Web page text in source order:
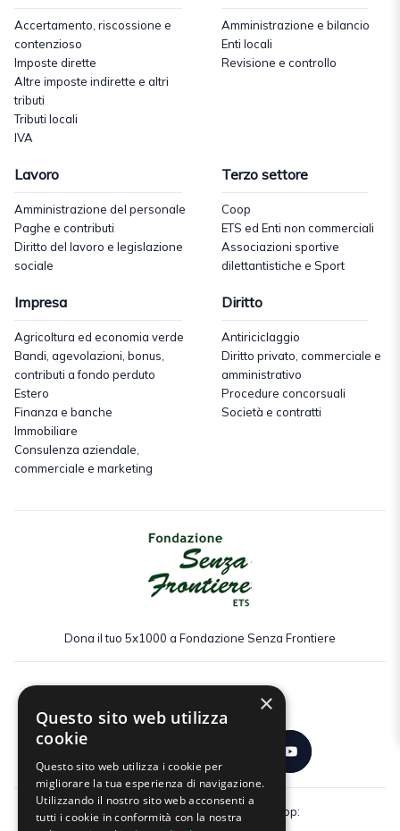
Accertamento, riscossione e
contenzioso
Imposte dirette
Altre imposte indirette e altri
tributi
Tributi locali
IVA
Amministrazione e bilancio
Enti locali
Revisione e controllo
Lavoro
Amministrazione del personale
Paghe e contributi
Diritto del lavoro e legislazione
sociale
Terzo settore
Coop
ETS ed Enti non commerciali
Associazioni sportive
dilettantistiche e Sport
Impresa
Agricoltura ed economia verde
Bandi, agevolazioni, bonus,
contributi a fondo perduto
Estero
Finanza e banche
Immobiliare
Consulenza aziendale,
commerciale e marketing
Diritto
Antiriciclaggio
Diritto privato, commerciale e
amministrativo
Procedure concorsuali
Società e contratti
Dona il tuo 5x1000 a Fondazione Senza Frontiere
Scarica gratuitamente la nostra app:
×
Questo sito web utilizza
cookie
Questo sito web utilizza i cookie per
migliorare la tua esperienza di navigazione.
Utilizzando il nostro sito web acconsenti a
tutti i cookie in conformità con la nostra